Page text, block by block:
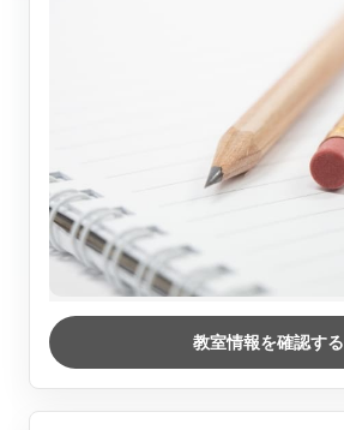
教室情報を確認する